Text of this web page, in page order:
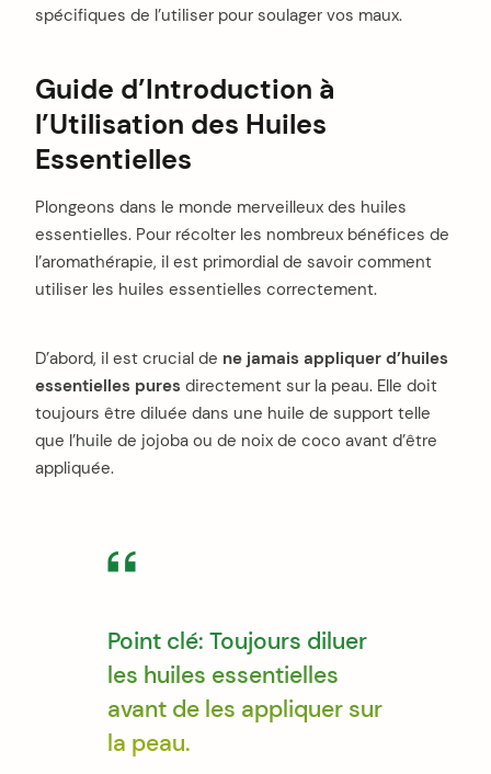
spécifiques de l’utiliser pour soulager vos maux.
Guide d’Introduction à
l’Utilisation des Huiles
Essentielles
Plongeons dans le monde merveilleux des huiles
essentielles. Pour récolter les nombreux bénéfices de
l’aromathérapie, il est primordial de savoir comment
utiliser les huiles essentielles correctement.
D’abord, il est crucial de ne jamais appliquer d’huiles
essentielles pures directement sur la peau. Elle doit
toujours être diluée dans une huile de support telle
que l’huile de jojoba ou de noix de coco avant d’être
appliquée.
Point clé: Toujours diluer
les huiles essentielles
avant de les appliquer sur
la peau.